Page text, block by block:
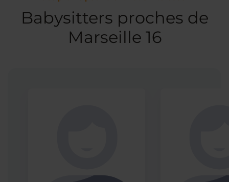
Babysitters proches de
Marseille 16